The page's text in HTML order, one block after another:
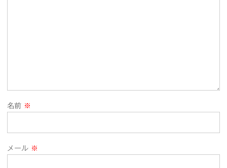
名前 ※
メール ※